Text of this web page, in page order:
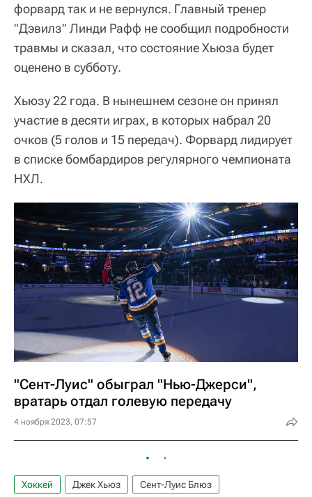
форвард так и не вернулся. Главный тренер
"Дэвилз" Линди Рафф не сообщил подробности
травмы и сказал, что состояние Хьюза будет
оценено в субботу.
Хьюзу 22 года. В нынешнем сезоне он принял
участие в десяти играх, в которых набрал 20
очков (5 голов и 15 передач). Форвард лидирует
в списке бомбардиров регулярного чемпионата
НХЛ.
"Сент-Луис" обыграл "Нью-Джерси",
вратарь отдал голевую передачу
4 ноября 2023, 07:57
Хоккей Джек Хьюз
Сент-Луис Блюз